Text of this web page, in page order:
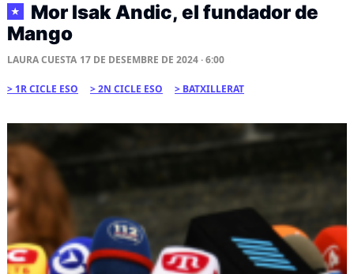
★
Mor Isak Andic, el fundador de
Mango
LAURA CUESTA 17 DE DESEMBRE DE 2024 · 6:00
1R CICLE ESO 2N CICLE ESO BATXILLERAT